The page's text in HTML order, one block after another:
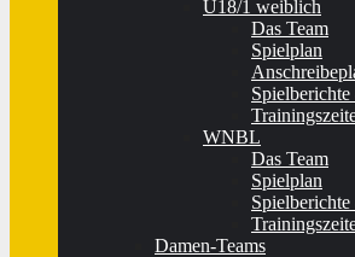
U18/1 weiblich
Das Team
Spielplan
WNBL
Das Team
Spielplan
Damen-Teams